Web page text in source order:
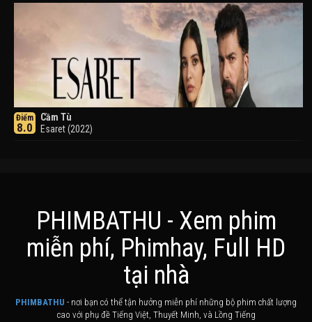
Điểm
8.0
Cầm Tù
Esaret (2022)
Khuyển Dạ Xoa
PHIMBATHU - Xem phim
miễn phí, Phimhay, Full HD
tại nhà
PHIMBATHU - nơi bạn có thể tận hưởng miễn phí những bộ phim chất lượng
cao với phụ đề Tiếng Việt, Thuyết Minh, và Lồng Tiếng